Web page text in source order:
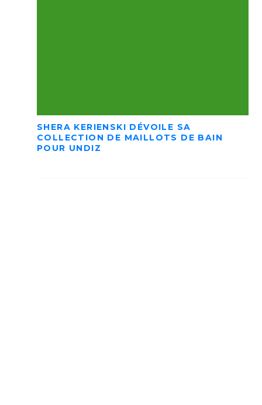
SHERA KERIENSKI DÉVOILE SA
COLLECTION DE MAILLOTS DE BAIN
POUR UNDIZ